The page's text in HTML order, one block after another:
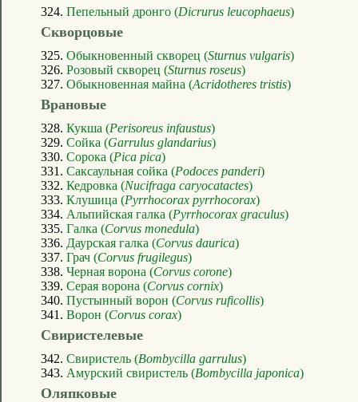
324. Пепельный дронго (Dicrurus leucophaeus)
Скворцовые
325. Обыкновенный скворец (Sturnus vulgaris)
326. Розовый скворец (Sturnus roseus)
327. Обыкновенная майна (Acridotheres tristis)
Врановые
328. Кукша (Perisoreus infaustus)
329. Сойка (Garrulus glandarius)
330. Сорока (Pica pica)
331. Саксаульная сойка (Podoces panderi)
332. Кедровка (Nucifraga caryocatactes)
333. Клушица (Pyrrhocorax pyrrhocorax)
334. Альпийская галка (Pyrrhocorax graculus)
335. Галка (Corvus monedula)
336. Даурская галка (Corvus daurica)
337. Грач (Corvus frugilegus)
338. Черная ворона (Corvus corone)
339. Серая ворона (Corvus cornix)
340. Пустынный ворон (Corvus ruficollis)
341. Ворон (Corvus corax)
Свиристелевые
342. Свиристель (Bombycilla garrulus)
343. Амурский свиристель (Bombycilla japonica)
Оляпковые